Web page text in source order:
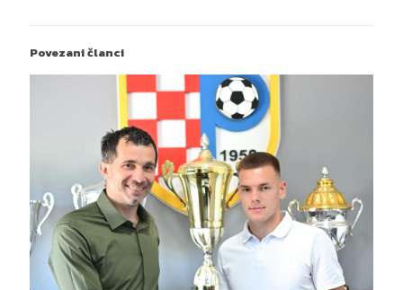
Povezani članci